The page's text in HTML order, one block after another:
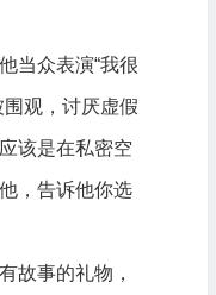
当众表演“我很
观，讨厌虚假
该是在私密空
，告诉他你选
故事的礼物，